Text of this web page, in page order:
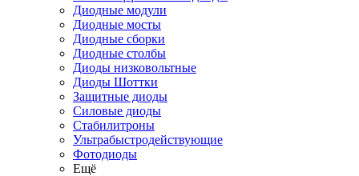
Диодные модули
Диодные мосты
Диодные сборки
Диодные столбы
Диоды низковольтные
Диоды Шоттки
Защитные диоды
Силовые диоды
Стабилитроны
Ультрабыстродействующие
Фотодиоды
Ещё